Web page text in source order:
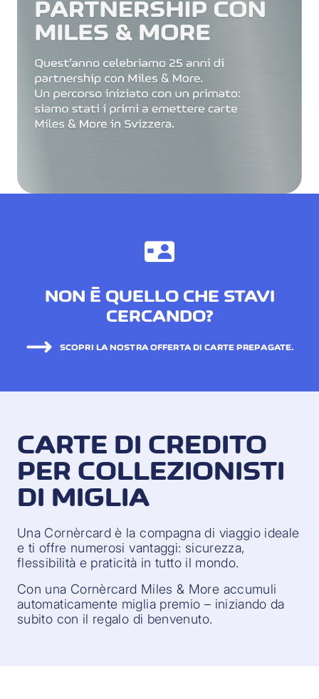
NON È QUELLO CHE STAVI
CERCANDO?
SCOPRI LA NOSTRA OFFERTA DI CARTE PREPAGATE.
CARTE DI CREDITO
PER COLLEZIONISTI
DI MIGLIA
Una Cornèrcard è la compagna di viaggio ideale
e ti offre numerosi vantaggi: sicurezza,
flessibilità e praticità in tutto il mondo.
Con una Cornèrcard Miles & More accumuli
automaticamente miglia premio – iniziando da
subito con il regalo di benvenuto.